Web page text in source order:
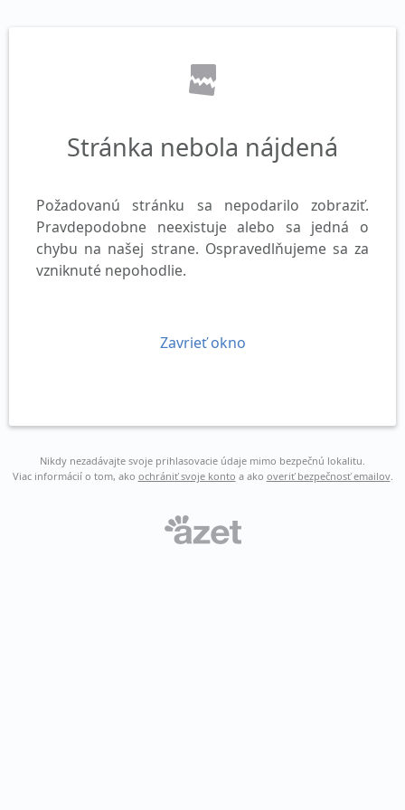
Stránka nebola nájdená
Požadovanú stránku sa nepodarilo zobraziť.
Pravdepodobne neexistuje alebo sa jedná o
chybu na našej strane. Ospravedlňujeme sa za
vzniknuté nepohodlie.
Zavrieť okno
Nikdy nezadávajte svoje prihlasovacie údaje mimo bezpečnú lokalitu.
Viac informácií o tom, ako ochrániť svoje konto a ako overiť bezpečnosť emailov.